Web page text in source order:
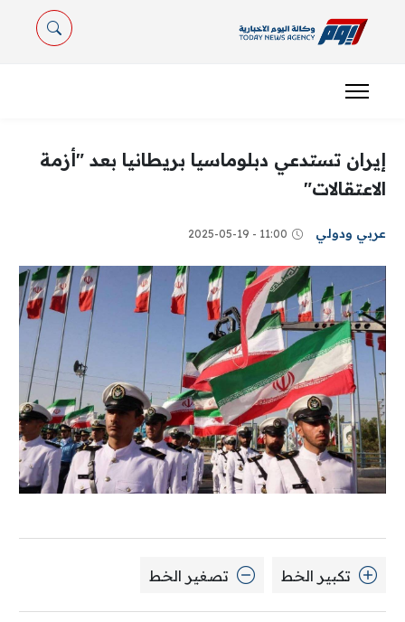
إيران تستدعي دبلوماسيا بريطانيا بعد "أزمة
الاعتقالات"
عربي ودولي 11:00 - 2025-05-19
تكبير الخط تصغير الخط